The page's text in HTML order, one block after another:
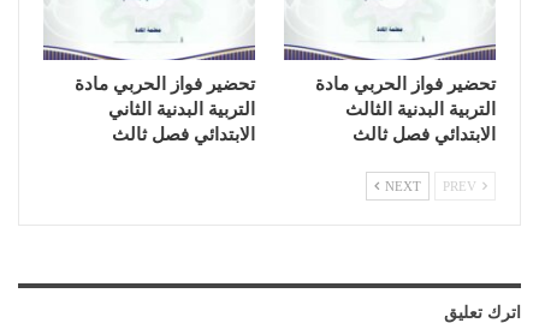
تحضير فواز الحربي مادة
التربية البدنية الثالث
الابتدائي فصل ثالث
تحضير فواز الحربي مادة
التربية البدنية الثاني
الابتدائي فصل ثالث
NEXT
اترك تعليق